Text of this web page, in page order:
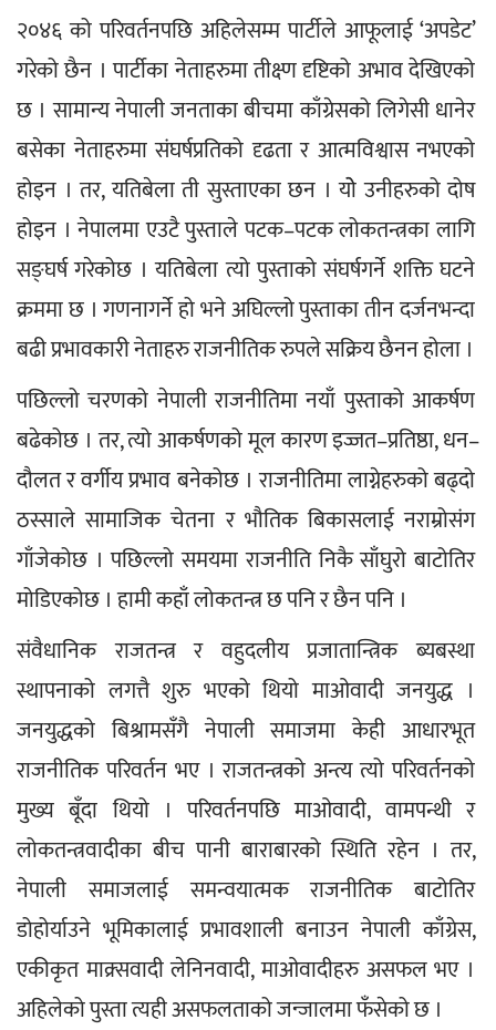
२०४६ को परिवर्तनपछि अहिलेसम्म पार्टीले आफूलाई ‘अपडेट’
गरेको छैन । पार्टीका नेताहरुमा तीक्ष्ण दृष्टिको अभाव देखिएको
छ । सामान्य नेपाली जनताका बीचमा काँग्रेसको लिगेसी धानेर
बसेका नेताहरुमा संघर्षप्रतिको दृढता र आत्मविश्वास नभएको
होइन । तर, यतिबेला ती सुस्ताएका छन । योे उनीहरुको दोष
होइन । नेपालमा एउटै पुस्ताले पटक–पटक लोकतन्त्रका लागि
सङ्घर्ष गरेकोछ । यतिबेला त्यो पुस्ताको संघर्षगर्ने शक्ति घटने
क्रममा छ । गणनागर्ने हो भने अघिल्लो पुस्ताका तीन दर्जनभन्दा
बढी प्रभावकारी नेताहरु राजनीतिक रुपले सक्रिय छैनन होला ।
पछिल्लो चरणको नेपाली राजनीतिमा नयाँ पुस्ताको आकर्षण
बढेकोछ । तर, त्यो आकर्षणको मूल कारण इज्जत–प्रतिष्ठा, धन–
दौलत र वर्गीय प्रभाव बनेकोछ । राजनीतिमा लाग्नेहरुको बढ्दो
ठस्साले सामाजिक चेतना र भौतिक बिकासलाई नराम्रोसंग
गाँजेकोछ । पछिल्लो समयमा राजनीति निकै साँघुरो बाटोतिर
मोडिएकोछ । हामी कहाँ लोकतन्त्र छ पनि र छैन पनि ।
संवैधानिक राजतन्त्र र वहुदलीय प्रजातान्त्रिक ब्यबस्था
स्थापनाको लगत्तै शुरु भएको थियो माओवादी जनयुद्ध ।
जनयुद्धको बिश्रामसँगै नेपाली समाजमा केही आधारभूत
राजनीतिक परिवर्तन भए । राजतन्त्रको अन्त्य त्यो परिवर्तनको
मुख्य बूँदा थियो । परिवर्तनपछि माओवादी, वामपन्थी र
लोकतन्त्रवादीका बीच पानी बाराबारको स्थिति रहेन । तर,
नेपाली समाजलाई समन्वयात्मक राजनीतिक बाटोतिर
डोहोर्याउने भूमिकालाई प्रभावशाली बनाउन नेपाली काँग्रेस,
एकीकृत माक्र्सवादी लेनिनवादी, माओवादीहरु असफल भए ।
अहिलेको पुस्ता त्यही असफलताको जन्जालमा फँसेको छ ।